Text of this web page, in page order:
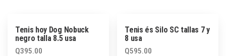
Tenis hoy Dog Nobuck
negro talla 8.5 usa
Q395.00
Tenis és Silo SC tallas 7 y
8 usa
Q595.00